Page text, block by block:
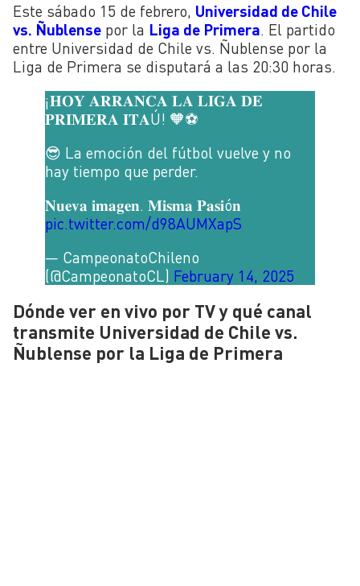
Este sábado 15 de febrero, Universidad de Chile
vs. Ñublense por la Liga de Primera . El partido
entre Universidad de Chile vs. Ñublense por la
Liga de Primera se disputará a las 20:30 horas.
¡𝐇𝐎𝐘 𝐀𝐑𝐑𝐀𝐍𝐂𝐀 𝐋𝐀 𝐋𝐈𝐆𝐀 𝐃𝐄
𝐏𝐑𝐈𝐌𝐄𝐑𝐀 𝐈𝐓𝐀Ú! 🧡⚽
😎 La emoción del fútbol vuelve y no
hay tiempo que perder.
𝐍𝐮𝐞𝐯𝐚 𝐢𝐦𝐚𝐠𝐞𝐧. 𝐌𝐢𝐬𝐦𝐚 𝐏𝐚𝐬𝐢ó𝐧
pic.twitter.com/d98AUMXapS
— CampeonatoChileno
(@CampeonatoCL) February 14, 2025
Dónde ver en vivo por TV y qué canal
transmite Universidad de Chile vs.
Ñublense por la Liga de Primera